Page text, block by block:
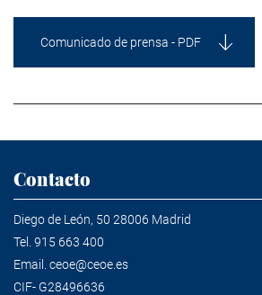
Comunicado de prensa - PDF
Contacto
Diego de León, 50 28006 Madrid
Tel. 915 663 400
Email. ceoe@ceoe.es
CIF- G28496636